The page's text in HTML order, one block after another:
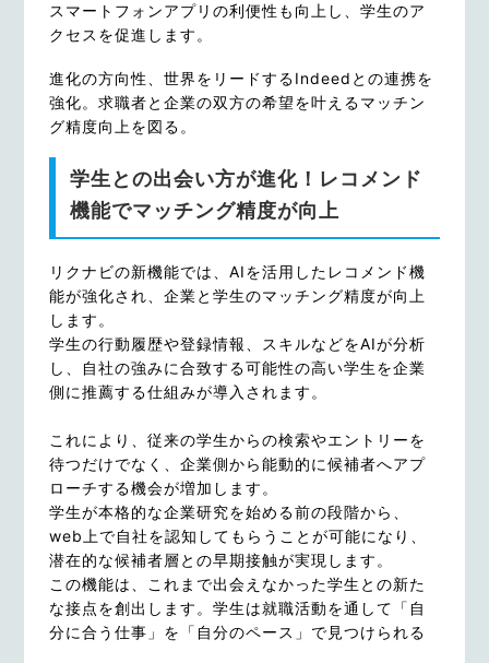
スマートフォンアプリの利便性も向上し、学生のア
クセスを促進します。
進化の方向性、世界をリードするIndeedとの連携を
強化。求職者と企業の双方の希望を叶えるマッチン
グ精度向上を図る。
学生との出会い方が進化！レコメンド
機能でマッチング精度が向上
リクナビの新機能では、AIを活用したレコメンド機
能が強化され、企業と学生のマッチング精度が向上
します。
学生の行動履歴や登録情報、スキルなどをAIが分析
し、自社の強みに合致する可能性の高い学生を企業
側に推薦する仕組みが導入されます。
これにより、従来の学生からの検索やエントリーを
待つだけでなく、企業側から能動的に候補者へアプ
ローチする機会が増加します。
学生が本格的な企業研究を始める前の段階から、
web上で自社を認知してもらうことが可能になり、
潜在的な候補者層との早期接触が実現します。
この機能は、これまで出会えなかった学生との新た
な接点を創出します。学生は就職活動を通して「自
分に合う仕事」を「自分のペース」で見つけられる